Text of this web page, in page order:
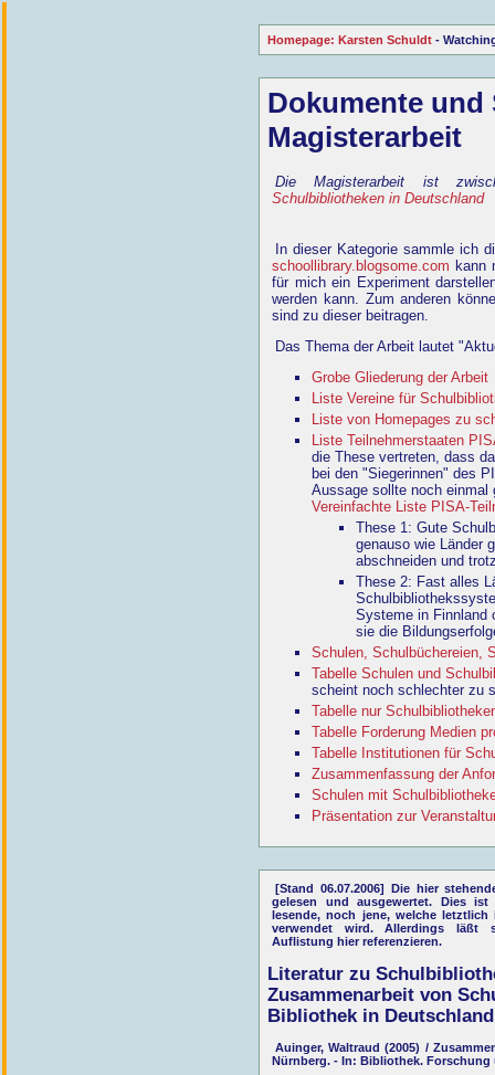
Homepage: Karsten Schuldt -
Dokumente und
Magisterarbeit
Die Magisterarbeit ist
Schulbibliotheken in Deutschland
In dieser Kategorie sammle ich
schoollibrary.blogsome.com kann
für mich ein Experiment
werden kann. Zum anderen
sind zu dieser beitragen.
Das Thema der Arbeit lautet
Grobe Gliederung der Arbeit
Liste Vereine für
Liste von Homepages zu
Liste Teilnehmerstaaten
die These vertreten, dass
bei den "Siegerinnen" des
Aussage sollte noch einmal
Vereinfachte Liste PISA-
These 1: Gute
genauso wie Länder
abschneiden und
These 2: Fast alles
Systeme in Finnland
sie die
Schulen, Schulbüchereien,
Tabelle Schulen und
scheint noch schlechter zu
Tabelle nur
Tabelle Forderung Medien
Tabelle Institutionen für
Zusammenfassung der
Schulen mit
Präsentation zur
[Stand 06.07.2006] Die hier
gelesen und ausgewertet. Dies
lesende, noch jene, welche letztlich
verwendet wird. Allerdings läßt
Auflistung hier referenzieren.
Literatur zu
Zusammenarbeit von
Bibliothek in Deutschland
Auinger, Waltraud (2005) /
Nürnberg. - In: Bibliothek. Forschung